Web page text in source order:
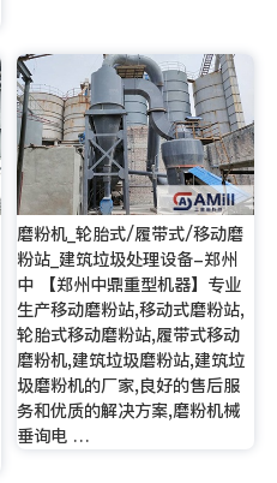
磨粉机_轮胎式/履带式/移动磨
粉站_建筑垃圾处理设备-郑州
中 【郑州中鼎重型机器】专业
生产移动磨粉站,移动式磨粉站,
轮胎式移动磨粉站,履带式移动
磨粉机,建筑垃圾磨粉站,建筑垃
圾磨粉机的厂家,良好的售后服
务和优质的解决方案,磨粉机械
垂询电 …